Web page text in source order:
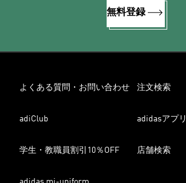
無料登録
よくある質問・お問い合わせ 注文検索
adiClub adidasアプリ
学生・教職員割引10％OFF 店舗検索